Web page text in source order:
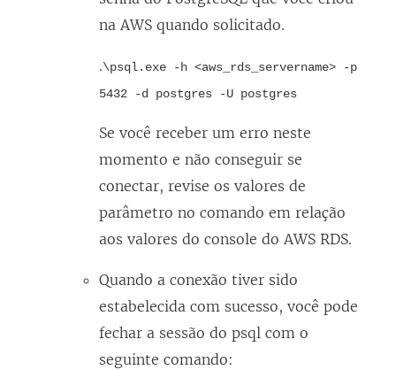
na AWS quando solicitado.
.\psql.exe -h <aws_rds_servername> -p
5432 -d postgres -U postgres
Se você receber um erro neste
momento e não conseguir se
conectar, revise os valores de
parâmetro no comando em relação
aos valores do console do AWS RDS.
Quando a conexão tiver sido
estabelecida com sucesso, você pode
fechar a sessão do psql com o
seguinte comando: